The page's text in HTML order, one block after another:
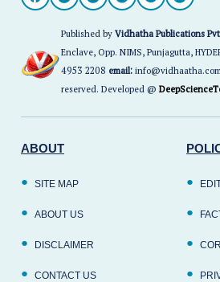
Published byVidhatha Publications
Enclave, Opp. NIMS, Punjagutta,
4953 2208 email:
reserved. Developed @
ABOUT
SITE MAP
ABOUT US
DISCLAIMER
CONTACT US